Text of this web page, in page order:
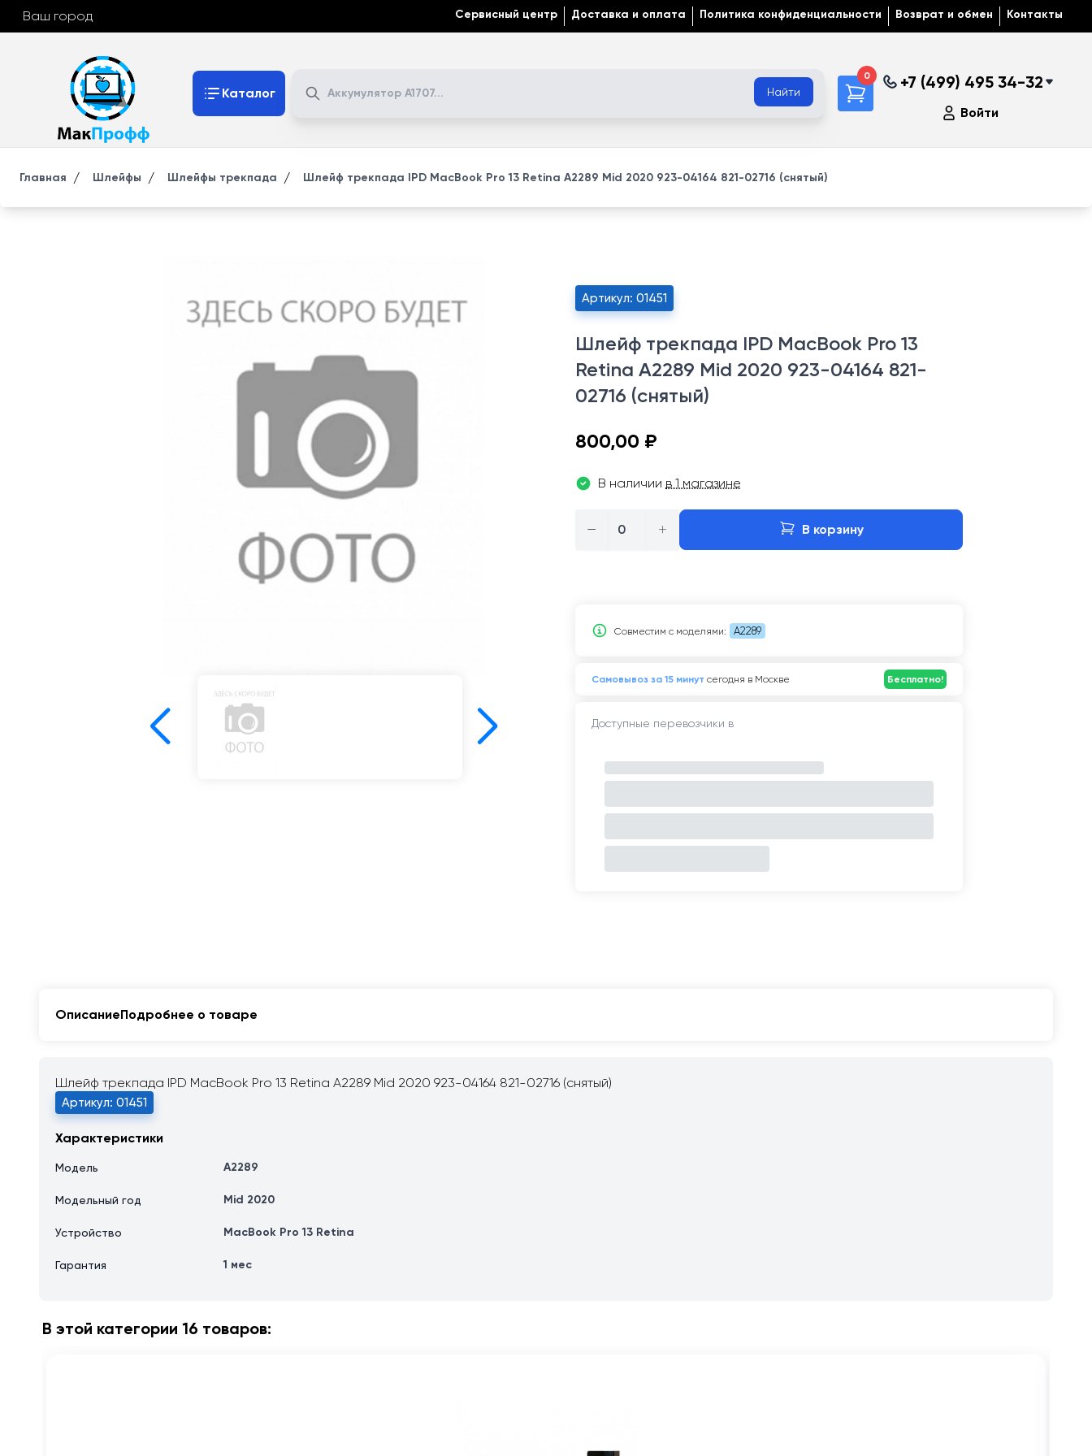
Ваш город Сервисный центр Доставка и оплата Политика конфиденциальности Возврат и обмен Контакты
Каталог
Найти
0 +7 (499) 495 34-32
Войти
Главная / Шлейфы / Шлейфы трекпада / Шлейф трекпада IPD MacBook Pro 13 Retina A2289 Mid 2020 923-04164 821-02716 (снятый)
Артикул: 01451
Шлейф трекпада IPD MacBook Pro 13
Retina A2289 Mid 2020 923-04164 821-
02716 (снятый)
800,00 ₽
В наличии в 1 магазине
− + В корзину
Совместим c моделями: A2289
Самовывоз за 15 минут сегодня в Москве Бесплатно!
Доступные перевозчики в
ОписаниеПодробнее о товаре
Шлейф трекпада IPD MacBook Pro 13 Retina A2289 Mid 2020 923-04164 821-02716 (снятый)
Артикул: 01451
Характеристики
Модель A2289
Модельный год Mid 2020
Устройство MacBook Pro 13 Retina
Гарантия 1 мес
В этой категории 16 товаров: